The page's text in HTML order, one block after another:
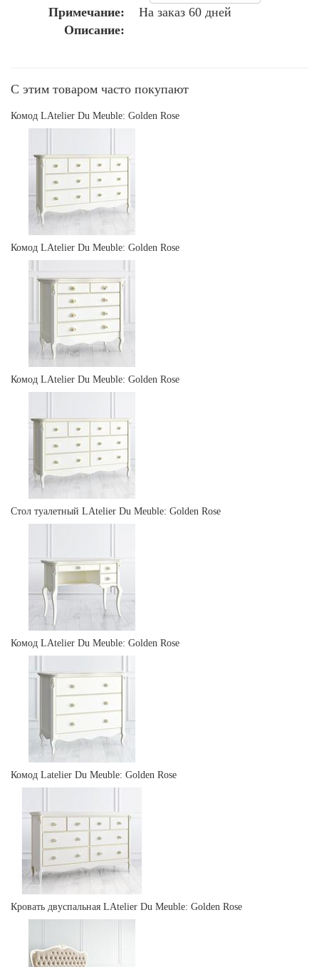
Примечание:
На заказ 60 дней
Описание:
С этим товаром часто покупают
Комод LAtelier Du Meuble: Golden Rose
Комод LAtelier Du Meuble: Golden Rose
Комод LAtelier Du Meuble: Golden Rose
Стол туалетный LAtelier Du Meuble: Golden Rose
Комод LAtelier Du Meuble: Golden Rose
Комод Latelier Du Meuble: Golden Rose
Кровать двуспальная LAtelier Du Meuble: Golden Rose